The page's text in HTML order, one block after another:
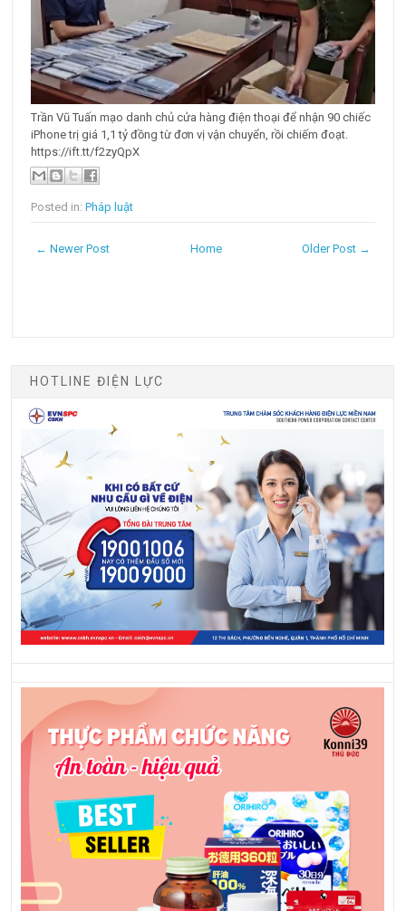
Trần Vũ Tuấn mạo danh chủ cửa hàng điện thoại để nhận 90 chiếc
iPhone trị giá 1,1 tỷ đồng từ đơn vị vận chuyển, rồi chiếm đoạt.
https://ift.tt/f2zyQpX
Posted in:Pháp luật
← Newer Post Older Post →
Home
HOTLINE ĐIỆN LỰC